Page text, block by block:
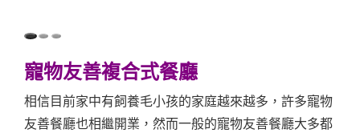
寵物友善複合式餐廳
相信目前家中有飼養毛小孩的家庭越來越多，許多寵物
友善餐廳也相繼開業，然而一般的寵物友善餐廳大多都